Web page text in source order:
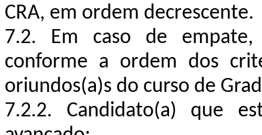
CRA, em ordem decrescente.
7.2. Em caso de empate,
conforme a ordem dos
oriundos(a)s do curso de
7.2.2. Candidato(a) que